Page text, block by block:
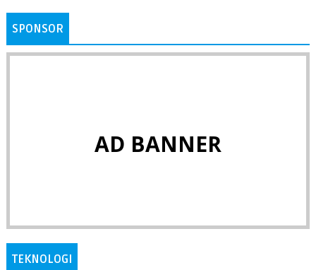
SPONSOR
AD BANNER
TEKNOLOGI